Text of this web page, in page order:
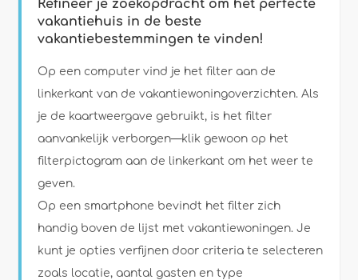
Personen
Badkamers
Refineer je zoekopdracht om het perfecte
vakantiehuis in de beste
vakantiebestemmingen te vinden!
Op een computer vind je het filter aan de
linkerkant van de vakantiewoningoverzichten. Als
je de kaartweergave gebruikt, is het filter
aanvankelijk verborgen—klik gewoon op het
filterpictogram aan de linkerkant om het weer te
geven.
Op een smartphone bevindt het filter zich
handig boven de lijst met vakantiewoningen. Je
kunt je opties verfijnen door criteria te selecteren
zoals locatie, aantal gasten en type